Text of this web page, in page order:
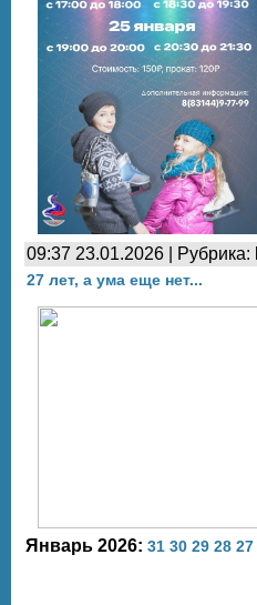
09:37 23.01.2026 | Рубрика:
27 лет, а ума еще нет...
Январь 2026: 31 30 29 28 27